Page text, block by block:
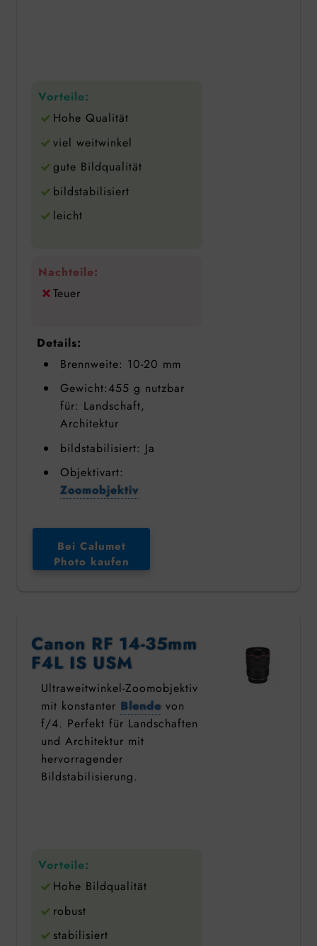
Vorteile:
Hohe Qualität
viel weitwinkel
gute Bildqualität
bildstabilisiert
leicht
Nachteile:
Teuer
Details:
Brennweite: 10-20 mm
Gewicht:455 g nutzbar
für: Landschaft,
Architektur
bildstabilisiert: Ja
Objektivart:
Zoomobjektiv
Bei Calumet
Photo kaufen
Canon RF 14-35mm
F4L IS USM
Ultraweitwinkel-Zoomobjektiv
mit konstanter Blende von
f/4. Perfekt für Landschaften
und Architektur mit
hervorragender
Bildstabilisierung.
Vorteile:
Hohe Bildqualität
robust
stabilisiert